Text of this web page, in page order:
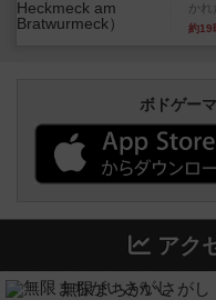
かれ
約19
ボドゲー
アク
無限まちがいさがし